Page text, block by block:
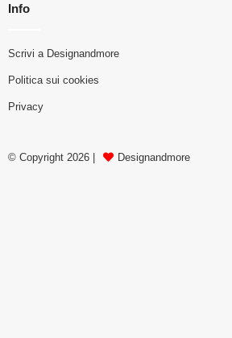
Info
Scrivi a Designandmore
Politica sui cookies
Privacy
© Copyright 2026 | Designandmore